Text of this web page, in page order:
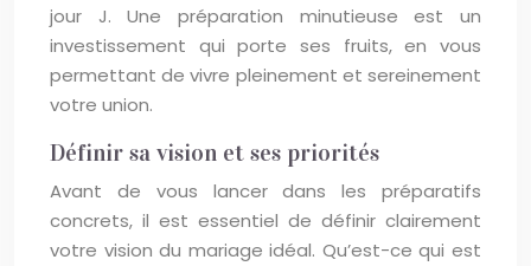
jour J. Une préparation minutieuse est un
investissement qui porte ses fruits, en vous
permettant de vivre pleinement et sereinement
votre union.
Définir sa vision et ses priorités
Avant de vous lancer dans les préparatifs
concrets, il est essentiel de définir clairement
votre vision du mariage idéal. Qu’est-ce qui est